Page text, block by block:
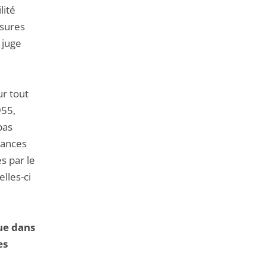
tout
par le
ci
dans